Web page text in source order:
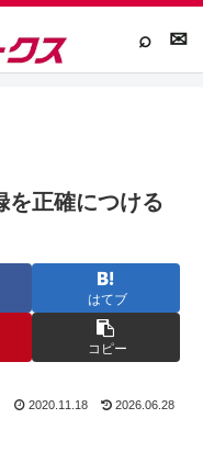
⌕ ✉
を正確につける
はてブ
コピー
2020.11.18 2026.06.28